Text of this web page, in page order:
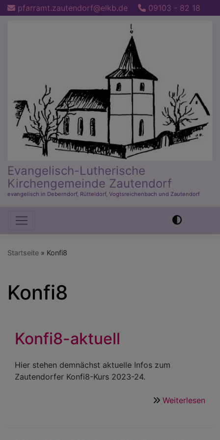
Direkt
zum
pfarramt.zautendorf@elkb.de 09103 - 82 18
Evangelisch-Lutherische
Kirchengemeinde Zautendorf
evangelisch in Deberndorf, Rütteldorf, Vogtsreichenbach und Zautendorf
Hauptnavigation
Startseite Konfi8
Konfi8
Konfi8-aktuell
Hier stehen demnächst aktuelle Infos zum
Zautendorfer Konfi8-Kurs 2023-24.
Weiterlesen